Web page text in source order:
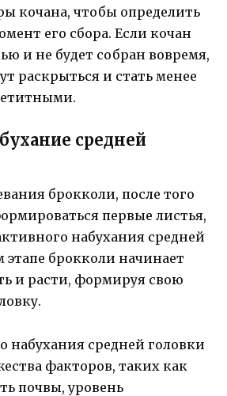
кочана, чтобы определить
его сбора. Если кочан
и не будет собран вовремя,
раскрыться и стать менее
средней
брокколи, после того
первые листья,
набухания средней
этапе брокколи начинает
и расти, формируя свою
набухания средней головки
факторов, таких как
почвы, уровень